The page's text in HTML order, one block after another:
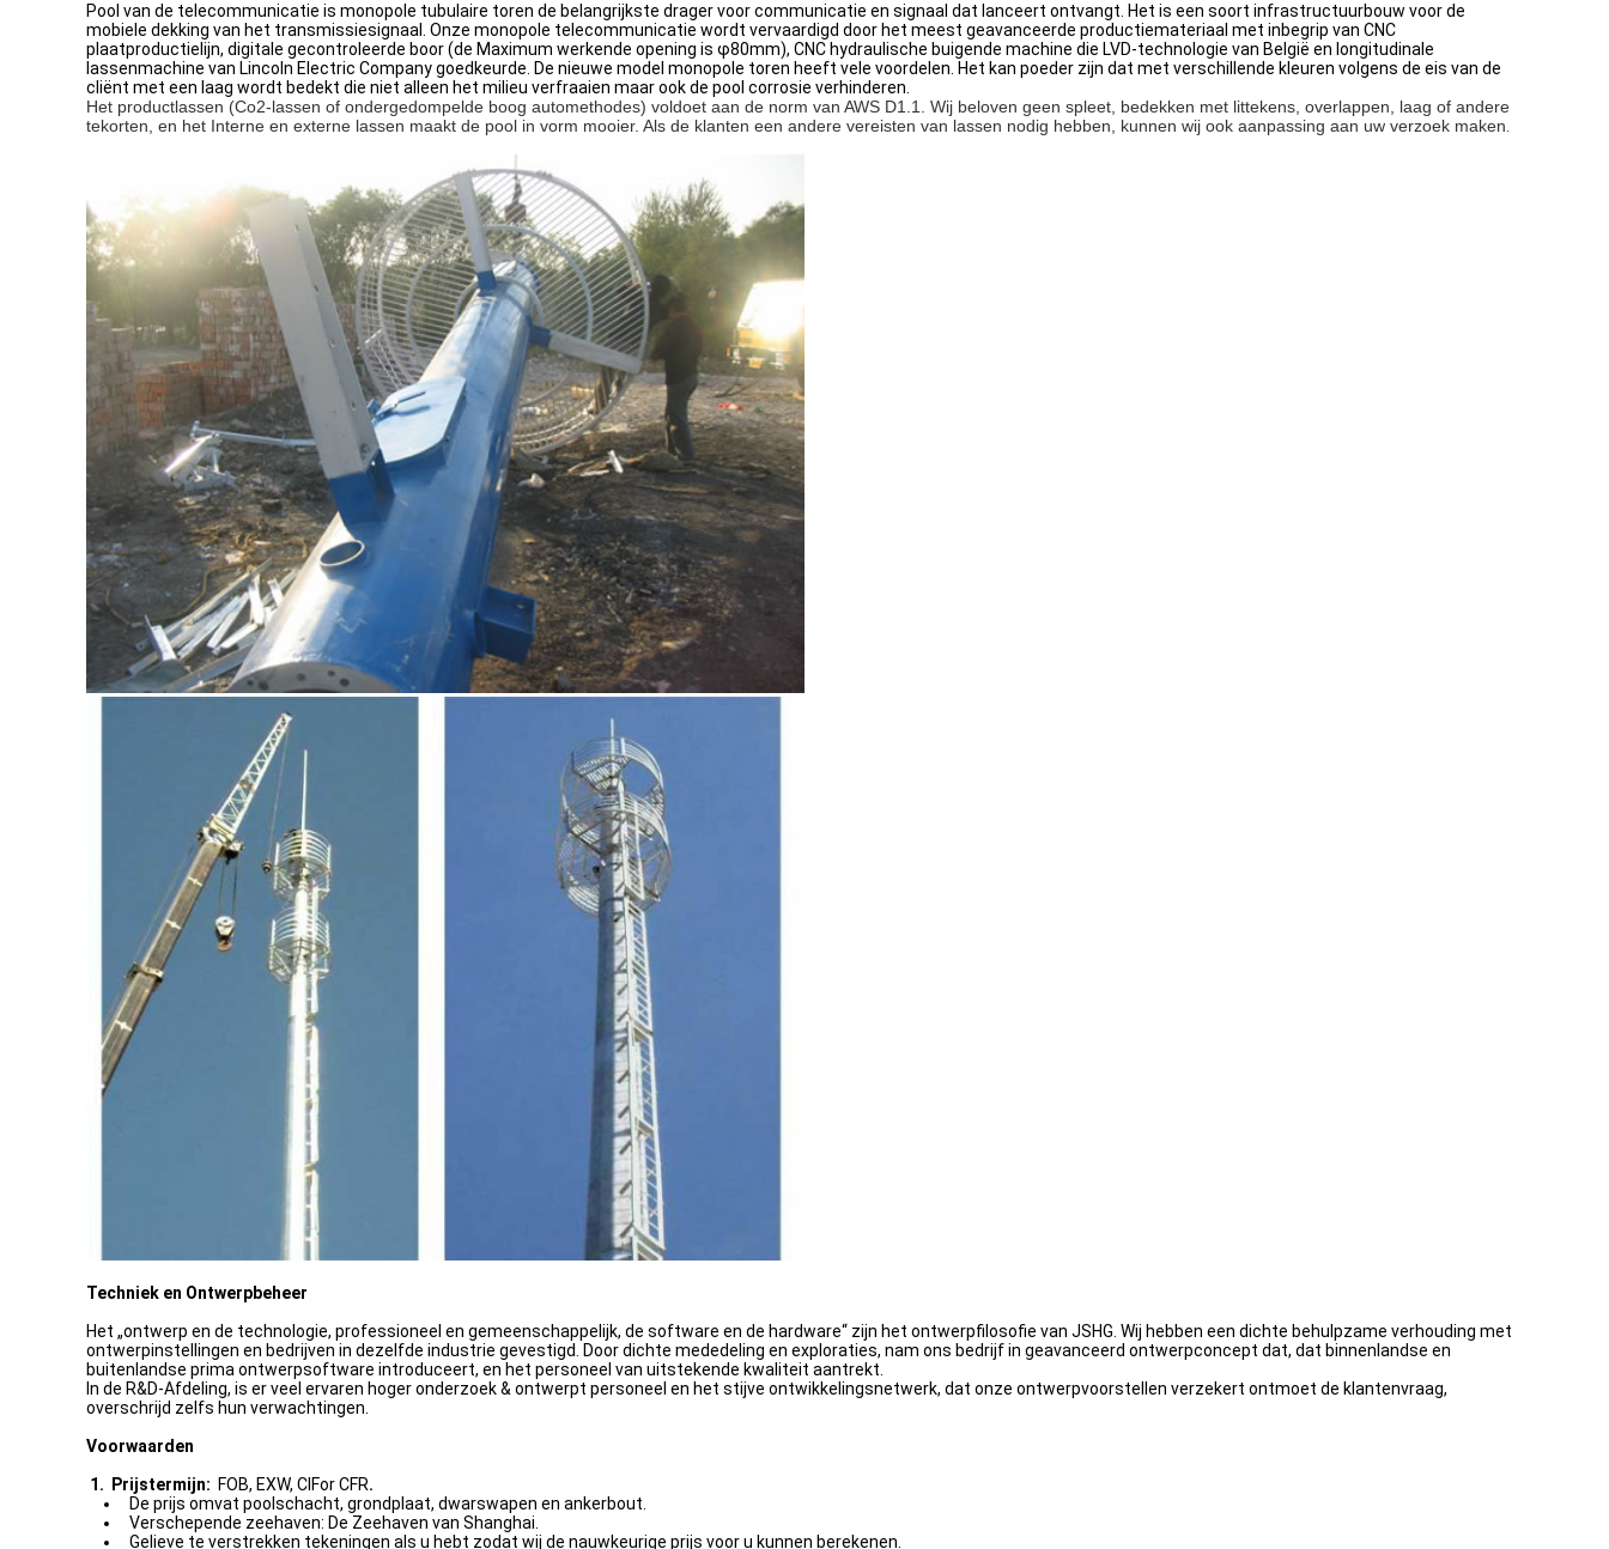
Pool van de telecommunicatie is monopole tubulaire toren de belangrijkste drager voor communicatie en signaal dat lanceert ontvangt. Het is een soort infrastructuurbouw voor de
mobiele dekking van het transmissiesignaal. Onze monopole telecommunicatie wordt vervaardigd door het meest geavanceerde productiemateriaal met inbegrip van CNC
plaatproductielijn, digitale gecontroleerde boor (de Maximum werkende opening is φ80mm), CNC hydraulische buigende machine die LVD-technologie van België en longitudinale
lassenmachine van Lincoln Electric Company goedkeurde. De nieuwe model monopole toren heeft vele voordelen. Het kan poeder zijn dat met verschillende kleuren volgens de eis van de
cliënt met een laag wordt bedekt die niet alleen het milieu verfraaien maar ook de pool corrosie verhinderen.
Het productlassen (Co2-lassen of ondergedompelde boog automethodes) voldoet aan de norm van AWS D1.1. Wij beloven geen spleet, bedekken met littekens, overlappen, laag of andere
tekorten, en het Interne en externe lassen maakt de pool in vorm mooier. Als de klanten een andere vereisten van lassen nodig hebben, kunnen wij ook aanpassing aan uw verzoek maken
Techniek en Ontwerpbeheer
Het „ontwerp en de technologie, professioneel en gemeenschappelijk, de software en de hardware“ zijn het ontwerpfilosofie van JSHG. Wij hebben een dichte behulpzame verhouding met
ontwerpinstellingen en bedrijven in dezelfde industrie gevestigd. Door dichte mededeling en exploraties, nam ons bedrijf in geavanceerd ontwerpconcept dat, dat binnenlandse en
buitenlandse prima ontwerpsoftware introduceert, en het personeel van uitstekende kwaliteit aantrekt.
In de R&D-Afdeling, is er veel ervaren hoger onderzoek & ontwerpt personeel en het stijve ontwikkelingsnetwerk, dat onze ontwerpvoorstellen verzekert ontmoet de klantenvraag,
overschrijd zelfs hun verwachtingen.
Voorwaarden
1. Prijstermijn: FOB, EXW, CIFor CFR.
De prijs omvat poolschacht, grondplaat, dwarswapen en ankerbout.
Verschepende zeehaven: De Zeehaven van Shanghai.
Gelieve te verstrekken tekeningen als u hebt zodat wij de nauwkeurige prijs voor u kunnen berekenen.